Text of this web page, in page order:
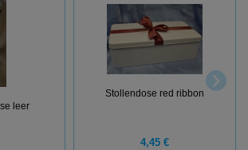
leer
Stollendose red ribbon
4,45 €